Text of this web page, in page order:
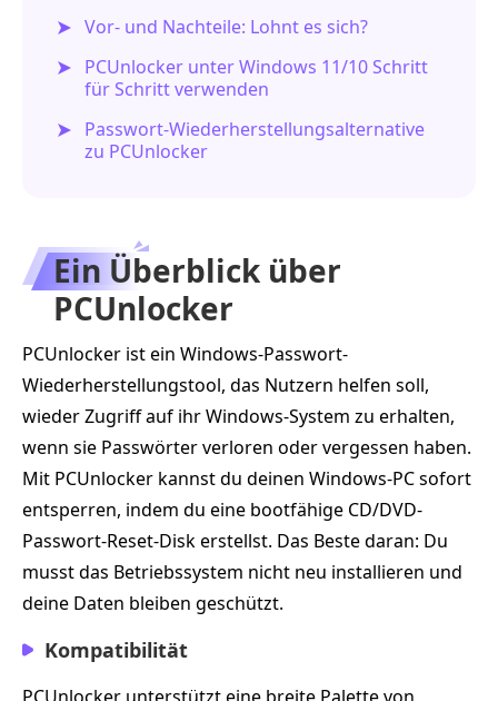
Vor- und Nachteile: Lohnt es sich?
PCUnlocker unter Windows 11/10 Schritt
für Schritt verwenden
Passwort-Wiederherstellungsalternative
zu PCUnlocker
Ein Überblick über
PCUnlocker
PCUnlocker ist ein Windows-Passwort-
Wiederherstellungstool, das Nutzern helfen soll,
wieder Zugriff auf ihr Windows-System zu erhalten,
wenn sie Passwörter verloren oder vergessen haben.
Mit PCUnlocker kannst du deinen Windows-PC sofort
entsperren, indem du eine bootfähige CD/DVD-
Passwort-Reset-Disk erstellst. Das Beste daran: Du
musst das Betriebssystem nicht neu installieren und
deine Daten bleiben geschützt.
Kompatibilität